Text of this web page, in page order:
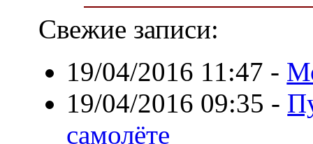
Свежие записи:
19/04/2016 11:47 -
19/04/2016 09:35 -
самолёте